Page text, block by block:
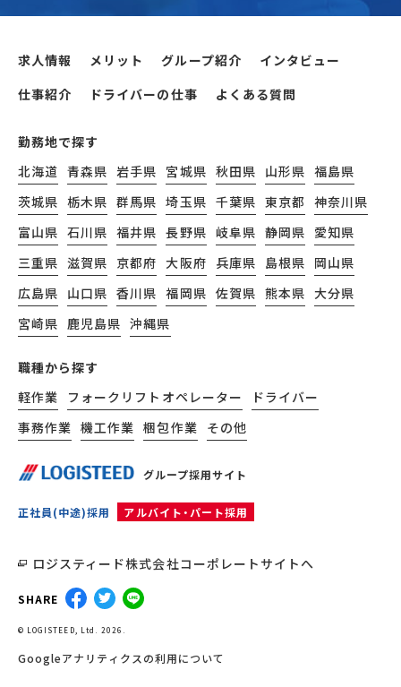
グループ採用サイト
正社員(中途)採用 アルバイト・パート採用
ロジスティード株式会社コーポレートサイトへ
SHARE
© LOGISTEED, Ltd. 2026.
Googleアナリティクスの利用について
求人情報 メリット グループ紹介
インタビュー
仕事紹介
ドライバーの仕事 よくある質問
勤務地で探す
北海道 青森県 岩手県 宮城県 秋田県 山形県 福島県
茨城県 栃木県 群馬県 埼玉県 千葉県 東京都 神奈川県
富山県 石川県 福井県 長野県 岐阜県 静岡県 愛知県
三重県 滋賀県 京都府 大阪府 兵庫県 島根県 岡山県
広島県 山口県 香川県 福岡県 佐賀県 熊本県 大分県
宮崎県 鹿児島県 沖縄県
職種から探す
軽作業
フォークリフトオペレーター
ドライバー
事務作業 機工作業 梱包作業 その他